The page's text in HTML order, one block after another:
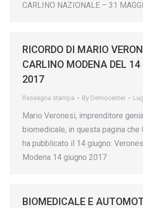
CARLINO NAZIONALE – 31
RICORDO DI MARIO
CARLINO MODENA DEL 14
2017
Rassegna stampa By Democenter
Mario Veronesi, imprenditore
biomedicale, in questa pagina che
ha pubblicato il 14 giugno:
Modena 14 giugno 2017
BIOMEDICALE E